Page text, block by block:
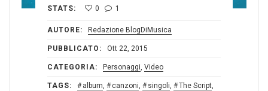
STATS: 0 1
AUTORE: Redazione BlogDiMusica
PUBBLICATO: Ott 22, 2015
CATEGORIA: Personaggi Video
TAGS: album canzoni singoli The Script